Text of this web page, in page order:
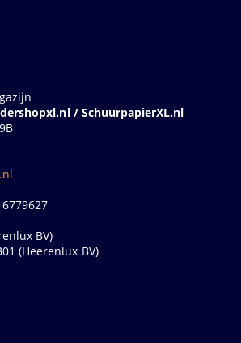
/ SchuurpapierXL.nl
BV)
(Heerenlux BV)